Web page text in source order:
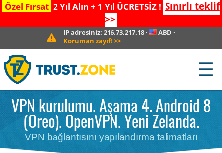
Özel Fırsat 2 Yıl Alın + 1 Yıl ÜCRETSİZ ! Sınırlı teklif
>>
IP adresiniz: 216.73.217.18· ABD ·
Koruman zayıf! >>
☰
VPN kurulumu. Aşama 4. Android 8
(Oreo). OpenVPN. Yeni Zelanda.
VPN bağlantısını yapılandırma talimatları